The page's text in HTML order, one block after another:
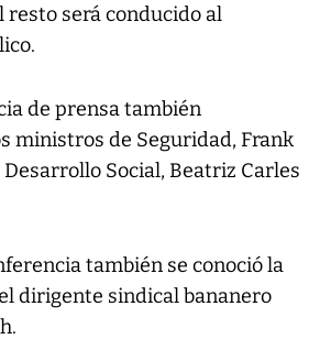
resto será conducido al
de prensa también
ministros de Seguridad, Frank
Social, Beatriz Carles
también se conoció la
dirigente sindical bananero